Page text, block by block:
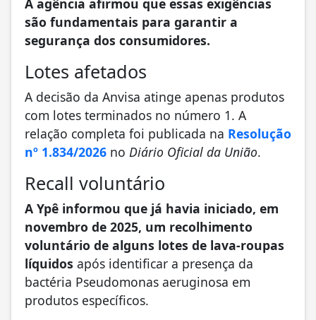
A agência afirmou que essas exigências
são fundamentais para garantir a
segurança dos consumidores.
Lotes afetados
A decisão da Anvisa atinge apenas produtos
com lotes terminados no número 1. A
relação completa foi publicada na Resolução
nº 1.834/2026 no Diário Oficial da União.
Recall voluntário
A Ypê informou que já havia iniciado, em
novembro de 2025, um recolhimento
voluntário de alguns lotes de lava-roupas
líquidos após identificar a presença da
bactéria Pseudomonas aeruginosa em
produtos específicos.